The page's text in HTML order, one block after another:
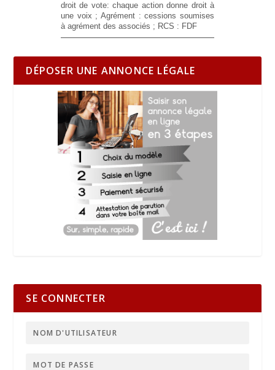
droit de vote: chaque action donne droit à
une voix ; Agrément : cessions soumises
à agrément des associés ; RCS : FDF
DÉPOSER UNE ANNONCE LÉGALE
SE CONNECTER